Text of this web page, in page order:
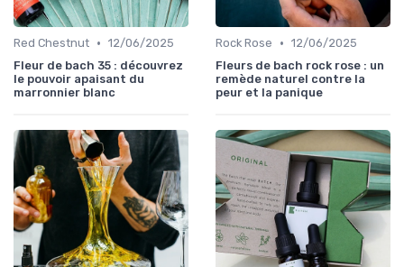
Red Chestnut • 12/06/2025
Fleur de bach 35 : découvrez
le pouvoir apaisant du
marronnier blanc
Rock Rose • 12/06/2025
Fleurs de bach rock rose : un
remède naturel contre la
peur et la panique